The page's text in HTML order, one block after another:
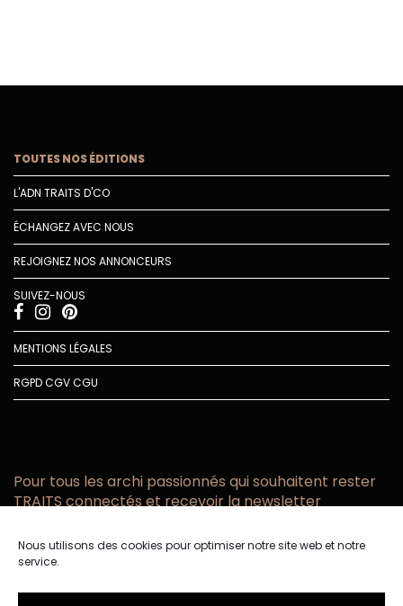
Nous utilisons des cookies pour optimiser notre site web et notre
service.
TOUTES NOS ÉDITIONS
L'ADN TRAITS D'CO
ÉCHANGEZ AVEC NOUS
REJOIGNEZ NOS ANNONCEURS
SUIVEZ-NOUS
MENTIONS LÉGALES
RGPDCGVCGU
Pour tous les archi passionnés qui souhaitent rester
TRAITS connectés et recevoir la newsletter
email
confidentialité.